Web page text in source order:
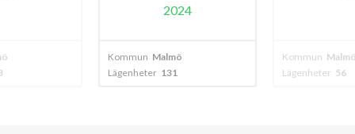
2024
Kommun Malmö
Lägenheter 131
Kommun
Lägenheter 56